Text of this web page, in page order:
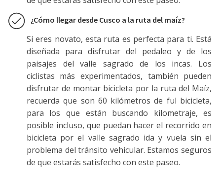
¿Cómo llegar desde Cusco a la ruta del maíz?
Si eres novato, esta ruta es perfecta para ti. Está
diseñada para disfrutar del pedaleo y de los
paisajes del valle sagrado de los incas. Los
ciclistas más experimentados, también pueden
disfrutar de montar bicicleta por la ruta del Maíz,
recuerda que son 60 kilómetros de ful bicicleta,
para los que están buscando kilometraje, es
posible incluso, que puedan hacer el recorrido en
bicicleta por el valle sagrado ida y vuela sin el
problema del tránsito vehicular. Estamos seguros
de que estarás satisfecho con este paseo.